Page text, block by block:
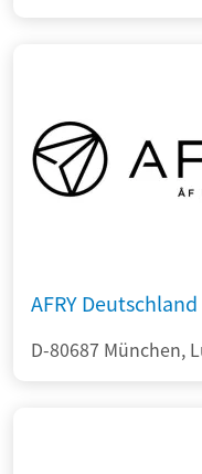
AFRY
D-80687 München,